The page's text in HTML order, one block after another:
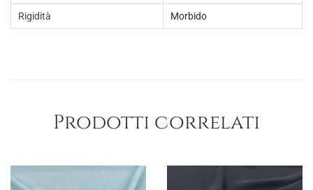
Rigidità Morbido
Prodotti correlati